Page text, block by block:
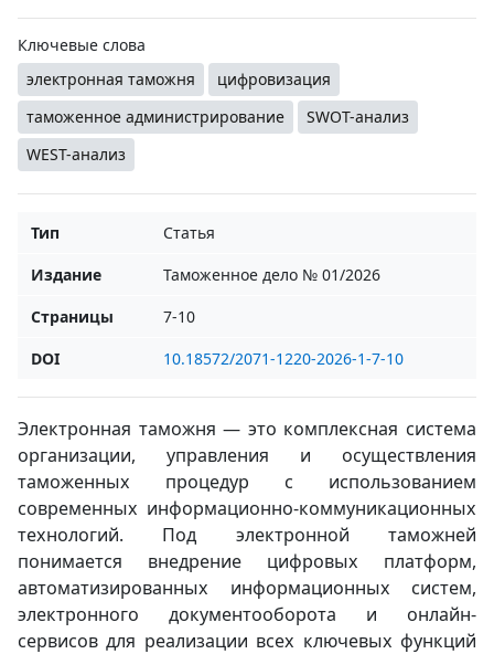
Ключевые слова
электронная таможня
цифровизация
таможенное администрирование
SWOT-анализ
WEST-анализ
Тип
Статья
Издание
Таможенное дело № 01/2026
Страницы
7-10
DOI
10.18572/2071-1220-2026-1-7-10
Электронная таможня — это комплексная система
организации, управления и осуществления
таможенных процедур с использованием
современных информационно-коммуникационных
технологий. Под электронной таможней
понимается внедрение цифровых платформ,
автоматизированных информационных систем,
электронного документооборота и онлайн-
сервисов для реализации всех ключевых функций